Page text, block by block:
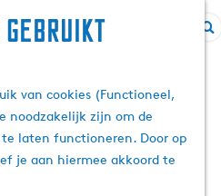
gebruikt
van cookies (Functioneel,
noodzakelijk zijn om de
laten functioneren. Door op
je aan hiermee akkoord te